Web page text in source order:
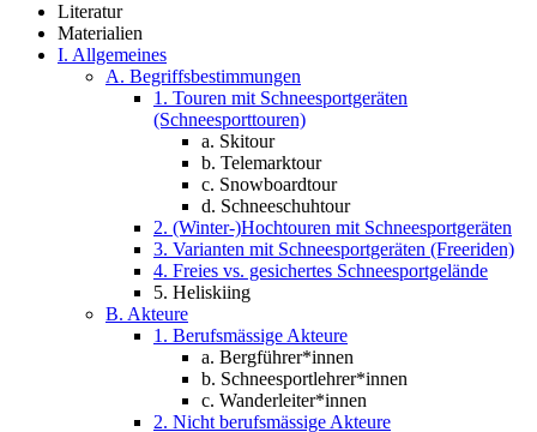
Literatur
Materialien
I. Allgemeines
A. Begriffsbestimmungen
1. Touren mit Schneesportgeräten
(Schneesporttouren)
a. Skitour
b. Telemarktour
c. Snowboardtour
d. Schneeschuhtour
2. (Winter-)Hochtouren mit Schneesportgeräten
3. Varianten mit Schneesportgeräten (Freeriden)
4. Freies vs. gesichertes Schneesportgelände
5. Heliskiing
B. Akteure
1. Berufsmässige Akteure
a. Bergführer*innen
b. Schneesportlehrer*innen
c. Wanderleiter*innen
2. Nicht berufsmässige Akteure